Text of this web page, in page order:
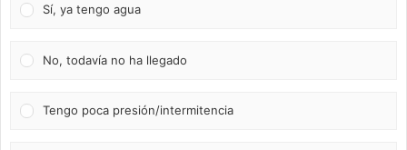
Sí, ya tengo agua
No, todavía no ha llegado
Tengo poca presión/intermitencia